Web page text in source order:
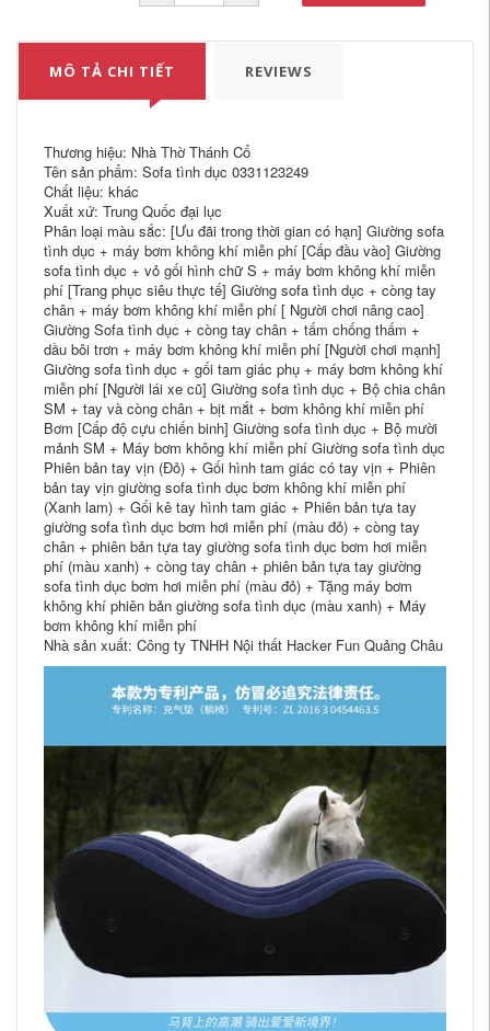
MÔ TẢ CHI TIẾT REVIEWS
Thương hiệu: Nhà Thờ Thánh Cổ
Tên sản phẩm: Sofa tình dục 0331123249
Chất liệu: khác
Xuất xứ: Trung Quốc đại lục
Phân loại màu sắc: [Ưu đãi trong thời gian có hạn] Giường sofa
tình dục + máy bơm không khí miễn phí [Cấp đầu vào] Giường
sofa tình dục + vỏ gối hình chữ S + máy bơm không khí miễn
phí [Trang phục siêu thực tế] Giường sofa tình dục + còng tay
chân + máy bơm không khí miễn phí [ Người chơi nâng cao]
Giường Sofa tình dục + còng tay chân + tấm chống thấm +
dầu bôi trơn + máy bơm không khí miễn phí [Người chơi mạnh]
Giường sofa tình dục + gối tam giác phụ + máy bơm không khí
miễn phí [Người lái xe cũ] Giường sofa tình dục + Bộ chia chân
SM + tay và còng chân + bịt mắt + bơm không khí miễn phí
Bơm [Cấp độ cựu chiến binh] Giường sofa tình dục + Bộ mười
mảnh SM + Máy bơm không khí miễn phí Giường sofa tình dục
Phiên bản tay vịn (Đỏ) + Gối hình tam giác có tay vịn + Phiên
bản tay vịn giường sofa tình dục bơm không khí miễn phí
(Xanh lam) + Gối kê tay hình tam giác + Phiên bản tựa tay
giường sofa tình dục bơm hơi miễn phí (màu đỏ) + còng tay
chân + phiên bản tựa tay giường sofa tình dục bơm hơi miễn
phí (màu xanh) + còng tay chân + phiên bản tựa tay giường
sofa tình dục bơm hơi miễn phí (màu đỏ) + Tặng máy bơm
không khí phiên bản giường sofa tình dục (màu xanh) + Máy
bơm không khí miễn phí
Nhà sản xuất: Công ty TNHH Nội thất Hacker Fun Quảng Châu